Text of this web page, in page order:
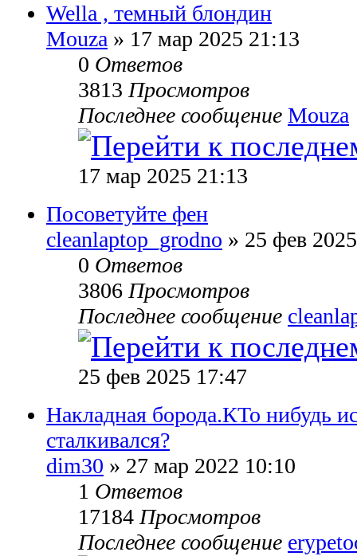
Wella , темный блондин
Mouza » 17 мар 2025 21:13
0 Ответов
3813Просмотров
Последнее сообщение Mouza
17 мар 2025 21:13
Посоветуйте фен
cleanlaptop_grodno » 25 фев
0 Ответов
3806Просмотров
Последнее сообщение
25 фев 2025 17:47
Накладная борода.КТо нибудь
сталкивался?
dim30 » 27 мар 2022 10:10
1 Ответов
17184Просмотров
Последнее сообщение